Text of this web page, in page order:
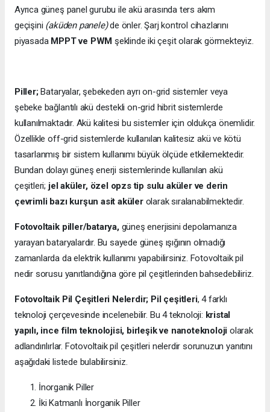
Ayrıca güneş panel gurubu ile akü arasında ters akım
geçişini (aküden panele)de önler. Şarj kontrol cihazlarını
piyasada MPPT ve PWM şeklinde iki çeşit olarak görmekteyiz.
Piller;Bataryalar, şebekeden ayrı on-grid sistemler veya
şebeke bağlantılı akü destekli on-grid hibrit sistemlerde
kullanılmaktadır. Akü kalitesi bu sistemler için oldukça önemlidir.
Özellikle off-grid sistemlerde kullanılan kalitesiz akü ve kötü
tasarlanmış bir sistem kullanımı büyük ölçüde etkilemektedir.
Bundan dolayı güneş enerji sistemlerinde kullanılan akü
çeşitleri; jel aküler, özel opzs tip sulu aküler ve derin
çevrimli bazı kurşun asit akülerolarak sıralanabilmektedir.
Fotovoltaik piller/batarya,güneş enerjisini depolamanıza
yarayan bataryalardır. Bu sayede güneş ışığının olmadığı
zamanlarda da elektrik kullanımı yapabilirsiniz. Fotovoltaik pil
nedir sorusu yanıtlandığına göre pil çeşitlerinden bahsedebiliriz.
Fotovoltaik Pil Çeşitleri Nelerdir; Pil çeşitleri, 4 farklı
teknoloji çerçevesinde incelenebilir. Bu 4 teknoloji: kristal
yapılı, ince film teknolojisi, birleşik ve nanoteknoloji olarak
adlandırılırlar. Fotovoltaik pil çeşitleri nelerdir sorunuzun yanıtını
aşağıdaki listede bulabilirsiniz.
İnorganik Piller
İki Katmanlı İnorganik Piller